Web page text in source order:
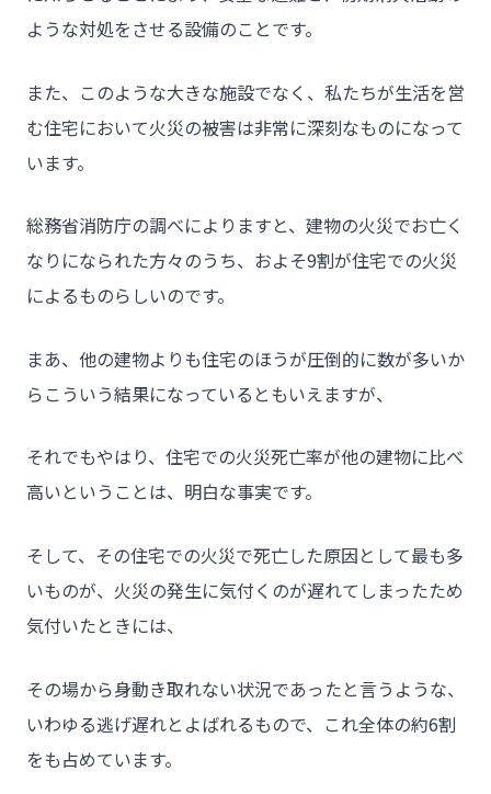
- トウカイセツビについて
- トウカイセツビが選ばれる理由
- 不動産管理会社様・アパートマンションオーナー様
- 工事業者様
- 施工事例
- 会社概要
- お問い合わせ
ような対処をさせる設備のことです。
また、このような大きな施設でなく、私たちが生活を営
む住宅において火災の被害は非常に深刻なものになって
います。
総務省消防庁の調べによりますと、建物の火災でお亡く
なりになられた方々のうち、およそ9割が住宅での火災
によるものらしいのです。
まあ、他の建物よりも住宅のほうが圧倒的に数が多いか
らこういう結果になっているともいえますが、
それでもやはり、住宅での火災死亡率が他の建物に比べ
高いということは、明白な事実です。
そして、その住宅での火災で死亡した原因として最も多
いものが、火災の発生に気付くのが遅れてしまったため
気付いたときには、
その場から身動き取れない状況であったと言うような、
いわゆる逃げ遅れとよばれるもので、これ全体の約6割
をも占めています。